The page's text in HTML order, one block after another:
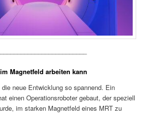
Magnetfeld arbeiten kann
neue Entwicklung so spannend. Ein
einen Operationsroboter gebaut, der speziell
im starken Magnetfeld eines MRT zu